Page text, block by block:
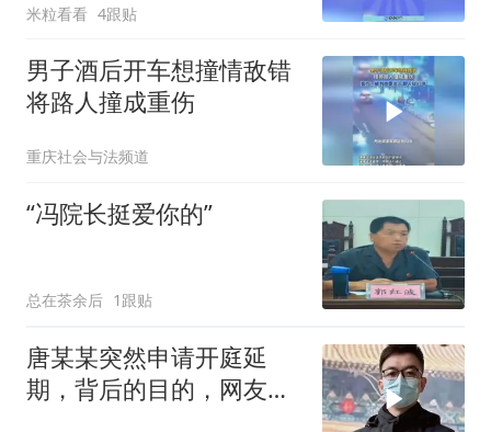
米粒看看 4跟贴
男子酒后开车想撞情敌错
将路人撞成重伤
重庆社会与法频道
“冯院长挺爱你的”
总在茶余后 1跟贴
唐某某突然申请开庭延
期，背后的目的，网友总